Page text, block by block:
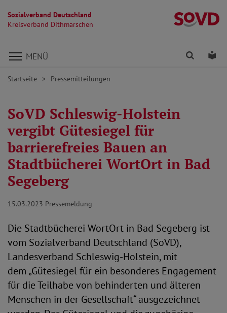
Sozialverband Deutschland
Kreisverband Dithmarschen
Direkt zu den Inhalten springen
MENÜ Finden
Startseite Pressemitteilungen
SoVD Schleswig-Holstein
vergibt Gütesiegel für
barrierefreies Bauen an
Stadtbücherei WortOrt in Bad
Segeberg
15.03.2023 Pressemeldung
Die Stadtbücherei WortOrt in Bad Segeberg ist
vom Sozialverband Deutschland (SoVD),
Landesverband Schleswig-Holstein, mit
dem „Gütesiegel für ein besonderes Engagement
für die Teilhabe von behinderten und älteren
Menschen in der Gesellschaft“ ausgezeichnet